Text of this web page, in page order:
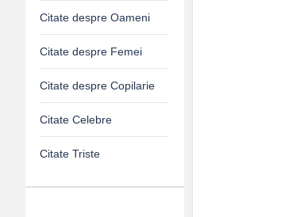
Citate despre Oameni
Citate despre Femei
Citate despre Copilarie
Citate Celebre
Citate Triste